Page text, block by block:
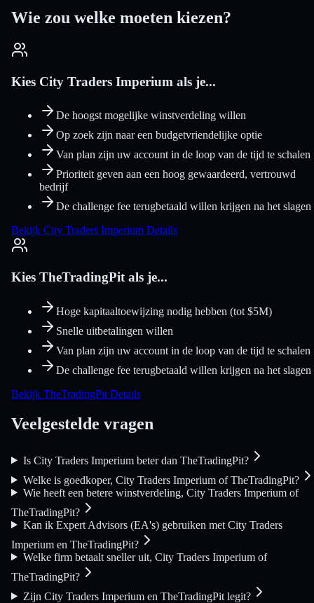
Wie zou welke moeten kiezen?
Kies City Traders Imperium als je...
De hoogst mogelijke winstverdeling willen
Op zoek zijn naar een budgetvriendelijke optie
Van plan zijn uw account in de loop van de tijd te schalen
Prioriteit geven aan een hoog gewaardeerd, vertrouwd
bedrijf
De challenge fee terugbetaald willen krijgen na het slagen
Bekijk City Traders Imperium Details
Kies TheTradingPit als je...
Hoge kapitaaltoewijzing nodig hebben (tot $5M)
Snelle uitbetalingen willen
Van plan zijn uw account in de loop van de tijd te schalen
De challenge fee terugbetaald willen krijgen na het slagen
Bekijk TheTradingPit Details
Veelgestelde vragen
Is City Traders Imperium beter dan TheTradingPit?
Welke is goedkoper, City Traders Imperium of TheTradingPit?
Wie heeft een betere winstverdeling, City Traders Imperium of
TheTradingPit?
Kan ik Expert Advisors (EA's) gebruiken met City Traders
Imperium en TheTradingPit?
Welke firm betaalt sneller uit, City Traders Imperium of
TheTradingPit?
Zijn City Traders Imperium en TheTradingPit legit?